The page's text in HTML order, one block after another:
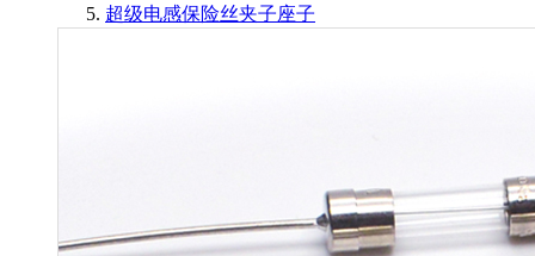
超级电感保险丝夹子座子